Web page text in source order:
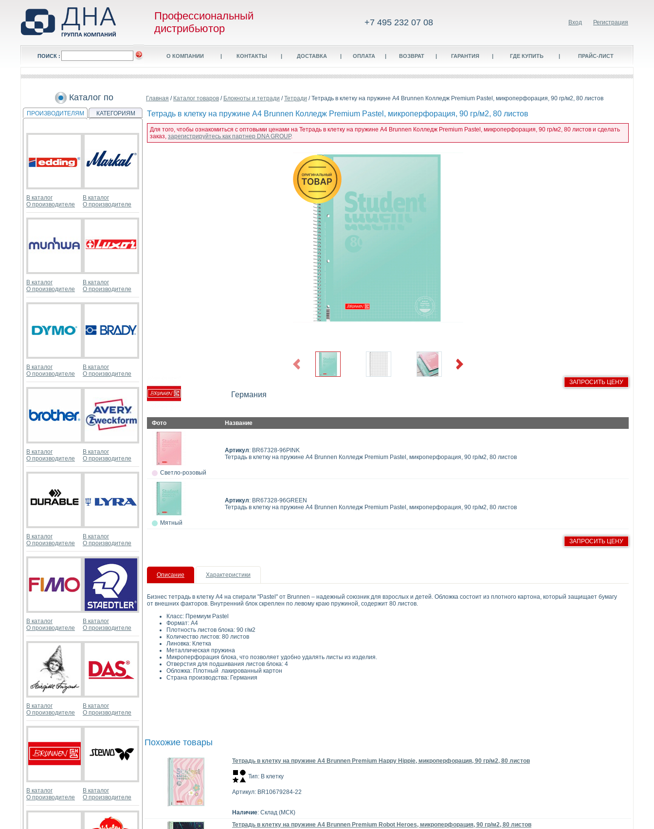
Профессиональный
дистрибьютор
+7 495 232 07 08 Вход Регистрация
ПОИСК : О КОМПАНИИ | КОНТАКТЫ | ДОСТАВКА | ОПЛАТА | ВОЗВРАТ | ГАРАНТИЯ | ГДЕ КУПИТЬ | ПРАЙС-ЛИСТ
Каталог по
ПРОИЗВОДИТЕЛЯМ КАТЕГОРИЯМ
В каталог
О производителе
В каталог
О производителе
В каталог
О производителе
В каталог
О производителе
В каталог
О производителе
В каталог
О производителе
В каталог
О производителе
В каталог
О производителе
В каталог
О производителе
В каталог
О производителе
В каталог
О производителе
В каталог
О производителе
В каталог
О производителе
В каталог
О производителе
В каталог
О производителе
В каталог
О производителе
Главная / Каталог товаров / Блокноты и тетради /Тетради / Тетрадь в клетку на пружине А4 Brunnen Колледж Premium Pastel, микроперфорация, 90 гр/м2, 80 листов
Тетрадь в клетку на пружине А4 Brunnen Колледж Premium Pastel, микроперфорация, 90 гр/м2, 80 листов
Для того, чтобы ознакомиться с оптовыми ценами на Тетрадь в клетку на пружине А4 Brunnen Колледж Premium Pastel, микроперфорация, 90 гр/м2, 80 листов и сделать
заказ, зарегистрируйтесь как партнер DNA GROUP.
Previous Next
Германия
ЗАПРОСИТЬ ЦЕНУ
Фото Название
Светло-розовый
Артикул: BR67328-96PINK
Тетрадь в клетку на пружине А4 Brunnen Колледж Premium Pastel, микроперфорация, 90 гр/м2, 80 листов
Мятный
Артикул: BR67328-96GREEN
Тетрадь в клетку на пружине А4 Brunnen Колледж Premium Pastel, микроперфорация, 90 гр/м2, 80 листов
ЗАПРОСИТЬ ЦЕНУ
Описание Характеристики
Бизнес тетрадь в клетку А4 на спирали "Pastel" от Brunnen – надежный союзник для взрослых и детей. Обложка состоит из плотного картона, который защищает бумагу
от внешних факторов. Внутренний блок скреплен по левому краю пружиной, содержит 80 листов.
Класс: Премиум Pastel
Формат: A4
Плотность листов блока: 90 г/м2
Количество листов: 80 листов
Линовка: Клетка
Металлическая пружина
Микроперфорация блока, что позволяет удобно удалять листы из изделия.
Отверстия для подшивания листов блока: 4
Обложка: Плотный лакированный картон
Страна производства: Германия
Похожие товары
Тетрадь в клетку на пружине А4 Brunnen Premium Happy Hippie, микроперфорация, 90 гр/м2, 80 листов
Тип: В клетку
Артикул: BR10679284-22
Наличие: Склад (МСК)
Тетрадь в клетку на пружине А4 Brunnen Premium Robot Heroes, микроперфорация, 90 гр/м2, 80 листов